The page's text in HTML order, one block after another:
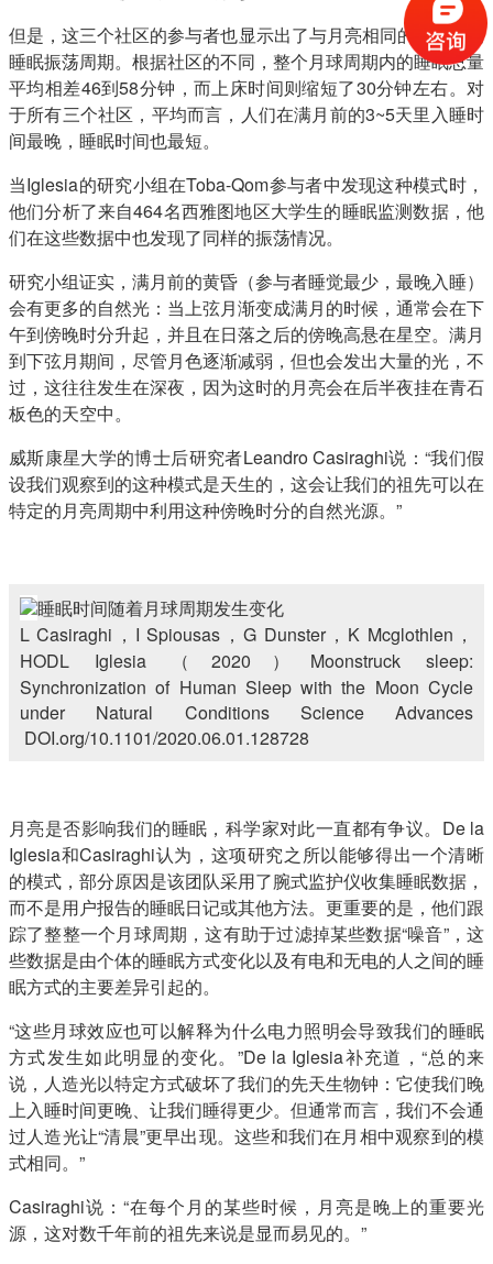
但是，这三个社区的参与者也显示出了与月亮相同的29.5天的
睡眠振荡周期。根据社区的不同，整个月球周期内的睡眠总量
平均相差46到58分钟，而上床时间则缩短了30分钟左右。对
于所有三个社区，平均而言，人们在满月前的3~5天里入睡时
间最晚，睡眠时间也最短。
当Iglesia的研究小组在Toba-Qom参与者中发现这种模式时，
他们分析了来自464名西雅图地区大学生的睡眠监测数据，他
们在这些数据中也发现了同样的振荡情况。
研究小组证实，满月前的黄昏（参与者睡觉最少，最晚入睡）
会有更多的自然光：当上弦月渐变成满月的时候，通常会在下
午到傍晚时分升起，并且在日落之后的傍晚高悬在星空。满月
到下弦月期间，尽管月色逐渐减弱，但也会发出大量的光，不
过，这往往发生在深夜，因为这时的月亮会在后半夜挂在青石
板色的天空中。
威斯康星大学的博士后研究者Leandro Casiraghi说：“我们假
设我们观察到的这种模式是天生的，这会让我们的祖先可以在
特定的月亮周期中利用这种傍晚时分的自然光源。”
睡眠时间随着月球周期发生变化
L Casiraghi，I Spiousas，G Dunster，K Mcglothlen，
HODL Iglesia （2020）Moonstruck sleep:
Synchronization of Human Sleep with the Moon Cycle
under Natural Conditions Science Advances
DOI.org/10.1101/2020.06.01.128728
月亮是否影响我们的睡眠，科学家对此一直都有争议。De la
Iglesia和Casiraghi认为，这项研究之所以能够得出一个清晰
的模式，部分原因是该团队采用了腕式监护仪收集睡眠数据，
而不是用户报告的睡眠日记或其他方法。更重要的是，他们跟
踪了整整一个月球周期，这有助于过滤掉某些数据“噪音”，这
些数据是由个体的睡眠方式变化以及有电和无电的人之间的睡
眠方式的主要差异引起的。
“这些月球效应也可以解释为什么电力照明会导致我们的睡眠
方式发生如此明显的变化。”De la Iglesia补充道，“总的来
说，人造光以特定方式破坏了我们的先天生物钟：它使我们晚
上入睡时间更晚、让我们睡得更少。但通常而言，我们不会通
过人造光让“清晨”更早出现。这些和我们在月相中观察到的模
式相同。”
Casiraghi说：“在每个月的某些时候，月亮是晚上的重要光
源，这对数千年前的祖先来说是显而易见的。”